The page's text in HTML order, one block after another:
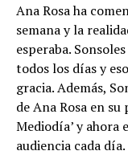
Ana Rosa ha
semana y la
esperaba.
todos los días y
gracia. Además,
de Ana Rosa en
Mediodía’ y ahora
audiencia cada día.